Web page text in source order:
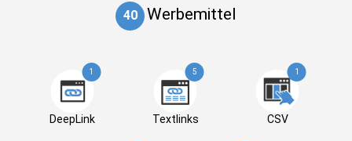
40 Werbemittel
1
DeepLink
5
Textlinks
1
CSV